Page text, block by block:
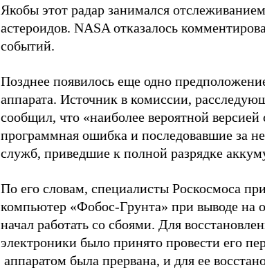
Якобы этот радар занимался
астероидов. NASA отказалось
событий.
Позднее появилось еще одно
аппарата. Источник в комиссии,
сообщил, что «наиболее вероятной версией
программная ошибка и последовавшие за
служб, приведшие к полной разрядке
По его словам, специалисты Роскосмоса
компьютер «Фобос-Грунта» при выводе на
начал работать со сбоями. Для
электроники было принято провести его
аппаратом была прервана, и для ее